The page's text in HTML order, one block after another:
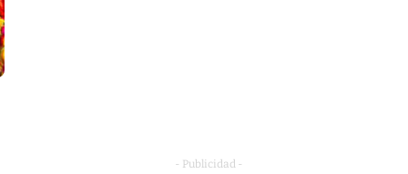
- Publicidad -